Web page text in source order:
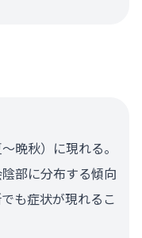
晩秋）に現れる。
部に分布する傾向
も症状が現れるこ